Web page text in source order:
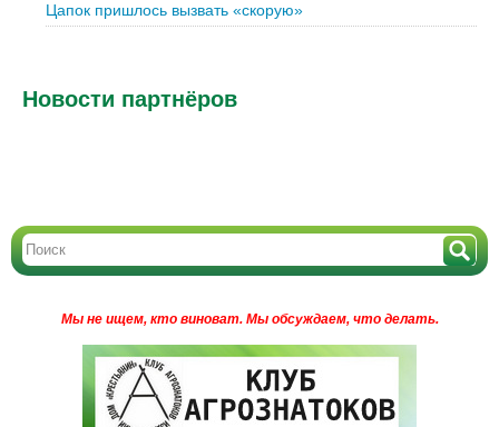
Цапок пришлось вызвать «скорую»
Новости партнёров
Мы не ищем, кто виноват. Мы обсуждаем, что делать.